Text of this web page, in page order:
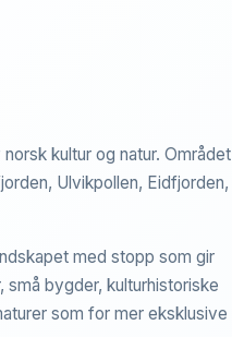
kultur og natur. Området
Ulvikpollen, Eidfjorden,
med stopp som gir
bygder, kulturhistoriske
som for mer eksklusive